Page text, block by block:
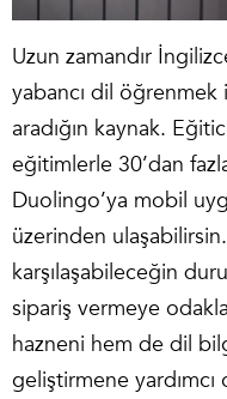
Uzun zamandır
yabancı dil
aradığın kaynak.
eğitimlerle 30’dan
Duolingo’ya mobil
üzerinden
karşılaşabileceğin
sipariş vermeye
hazneni hem de dil
geliştirmene